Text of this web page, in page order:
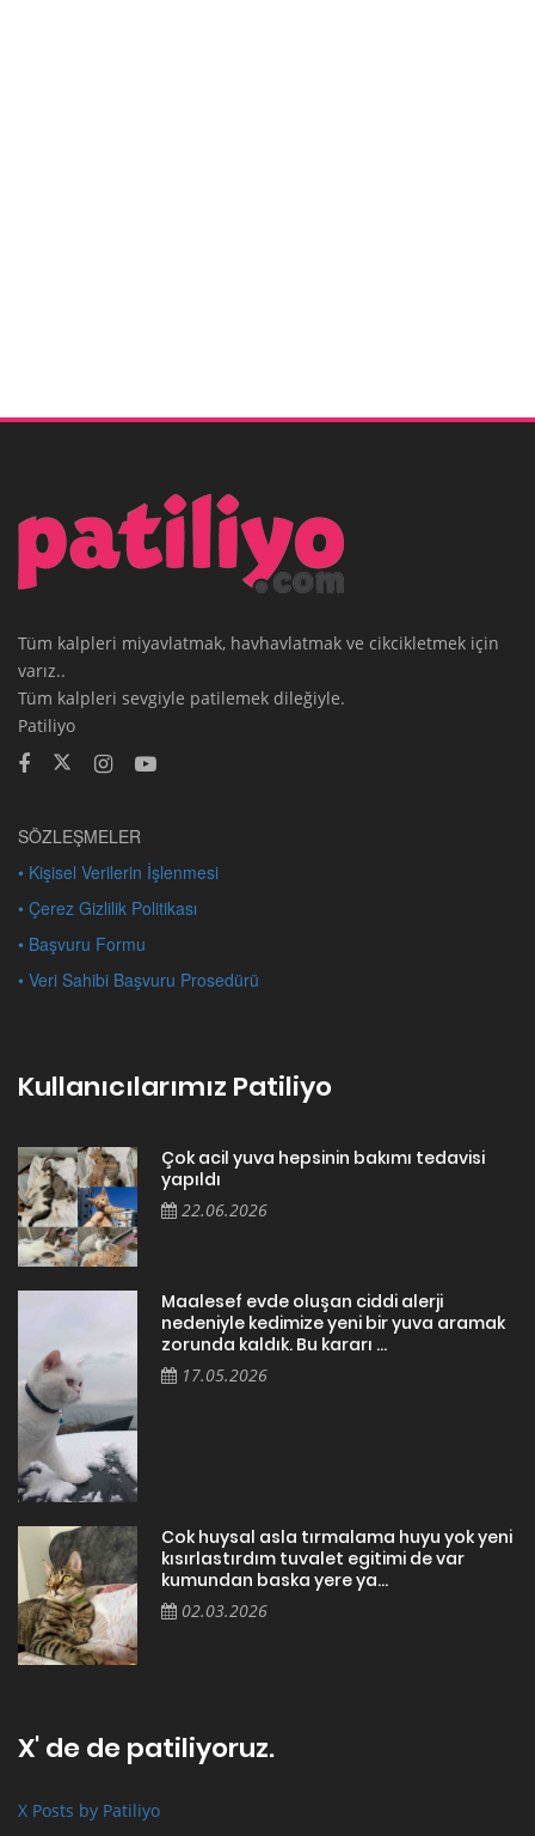
Tüm kalpleri miyavlatmak, havhavlatmak ve cikcikletmek için
varız..
Tüm kalpleri sevgiyle patilemek dileğiyle.
Patiliyo
SÖZLEŞMELER
• Kişisel Verilerin İşlenmesi
• Çerez Gizlilik Politikası
• Başvuru Formu
• Veri Sahibi Başvuru Prosedürü
Kullanıcılarımız Patiliyo
Çok acil yuva hepsinin bakımı tedavisi
yapıldı
22.06.2026
Maalesef evde oluşan ciddi alerji
nedeniyle kedimize yeni bir yuva aramak
zorunda kaldık. Bu kararı ...
17.05.2026
Cok huysal asla tırmalama huyu yok yeni
kısırlastırdım tuvalet egitimi de var
kumundan baska yere ya...
02.03.2026
X' de de patiliyoruz.
X Posts by Patiliyo